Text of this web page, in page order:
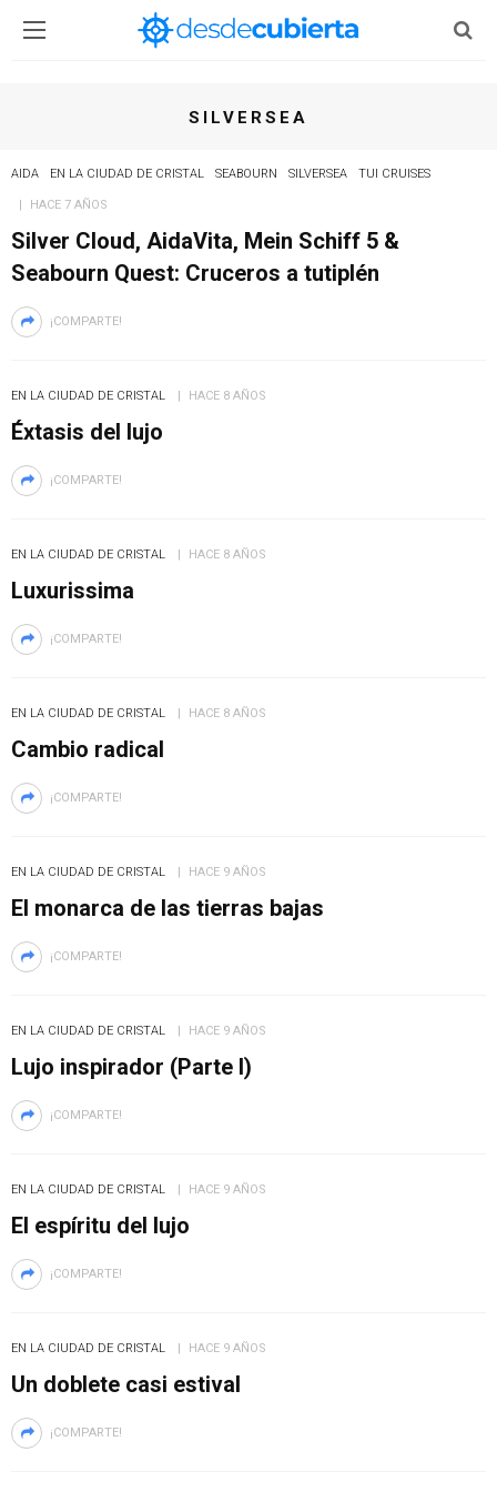
SILVERSEA
AIDA EN LA CIUDAD DE CRISTAL SEABOURN SILVERSEA TUI CRUISES
HACE 7 AÑOS
Silver Cloud, AidaVita, Mein Schiff 5 &
Seabourn Quest: Cruceros a tutiplén
¡COMPARTE!
EN LA CIUDAD DE CRISTAL HACE 8 AÑOS
Éxtasis del lujo
¡COMPARTE!
EN LA CIUDAD DE CRISTAL HACE 8 AÑOS
Luxurissima
¡COMPARTE!
EN LA CIUDAD DE CRISTAL HACE 8 AÑOS
Cambio radical
¡COMPARTE!
EN LA CIUDAD DE CRISTAL HACE 9 AÑOS
El monarca de las tierras bajas
¡COMPARTE!
EN LA CIUDAD DE CRISTAL HACE 9 AÑOS
Lujo inspirador (Parte I)
¡COMPARTE!
EN LA CIUDAD DE CRISTAL HACE 9 AÑOS
El espíritu del lujo
¡COMPARTE!
EN LA CIUDAD DE CRISTAL HACE 9 AÑOS
Un doblete casi estival
¡COMPARTE!